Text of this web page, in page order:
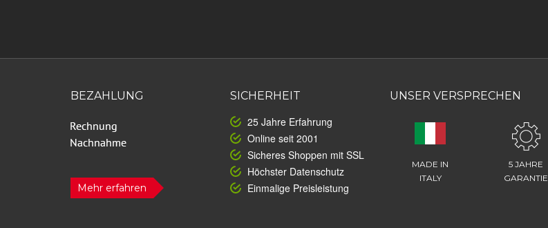
BEZAHLUNG
Mehr erfahren
SICHERHEIT
25 Jahre Erfahrung
Online seit 2001
Sicheres Shoppen mit SSL
Höchster Datenschutz
Einmalige Preisleistung
UNSER VERSPRECHEN
MADE IN
ITALY
5 JAHRE
GARANTIE